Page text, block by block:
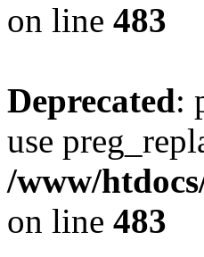
on line 483
Deprecated:
use
/www/
on line 483